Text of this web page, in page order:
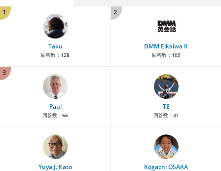
1
Taku
回答数： 138
2
DMM Eikaiwa K
回答数： 109
3
Paul
回答数： 66
TE
回答数： 31
Yuya J. Kato Kogachi OSAKA